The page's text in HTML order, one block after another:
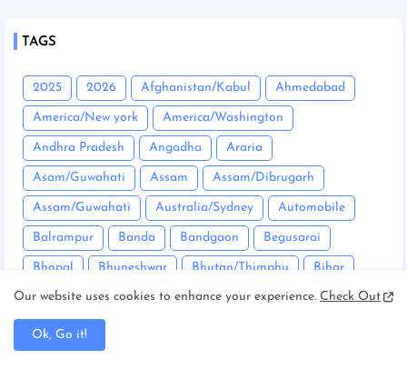
TAGS
2025 2026 Afghanistan/Kabul Ahmedabad
America/New york America/Washington
Andhra Pradesh Angadha Araria
Asam/Guwahati Assam Assam/Dibrugarh
Assam/Guwahati Australia/Sydney Automobile
Balrampur Banda Bandgaon Begusarai
Bhopal Bhuneshwar Bhutan/Thimphu Bihar
Bihar/ Gopalganj Bihar/ Siwan Bihar/Araria
Bihar/Begusarai
Our website uses cookies to enhance your experience. Check Out
Ok, Go it!